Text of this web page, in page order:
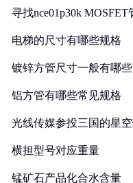
寻找nce01p30k
电梯的尺寸有哪些规格
镀锌方管尺寸一般有哪些
铝方管有哪些常见规格
光线传媒参投三国的星
横担型号对应重量
锰矿石产品化合水含量